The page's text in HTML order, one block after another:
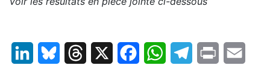
LinkedInBluesky Threads FacebookWhatsAppTelegram
Print